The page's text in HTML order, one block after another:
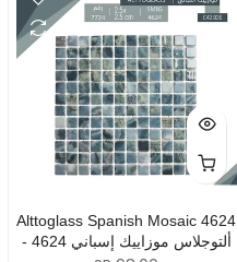
Alttoglass Spanish Mosaic 4624
- 4624 ألتوجلاس موزاييك إسباني